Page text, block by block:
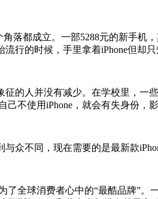
都成立。一部5288元的新手机，
流行的时候，手里拿着iPhone但
人并没有减少。在学校里，一
不使用iPhone，就会有失身份，
众不同，现在需要的是最新款
球消费者心中的“最酷品牌”。一